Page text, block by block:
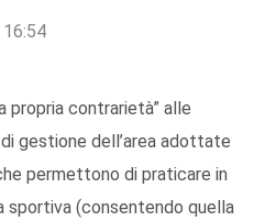
16:54
propria contrarietà” alle
gestione dell’area adottate
permettono di praticare in
sportiva (consentendo quella